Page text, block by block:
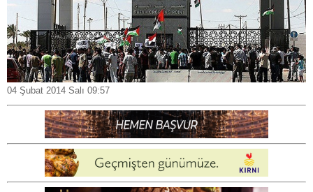
04 Şubat 2014 Salı 09:57